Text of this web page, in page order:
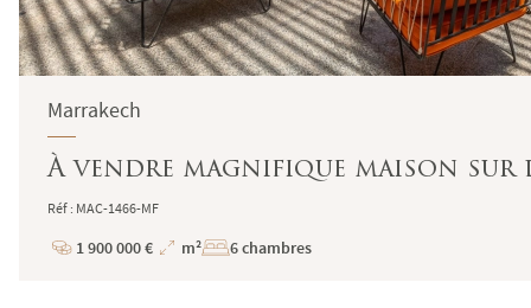
Marrakech
À vendre magnifique maison sur
Réf : MAC-1466-MF
Prix
1 900 000 €
Superficie
m² 6 chambres